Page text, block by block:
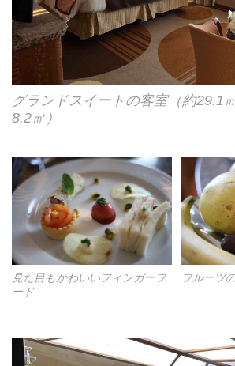
グランドスイートの客室（約29.1
8.2㎡）
見た目もかわいいフィンガーフ
ード
フルーツ